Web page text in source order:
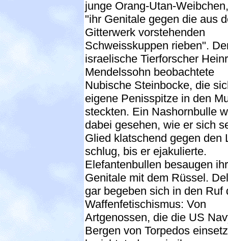
junge Orang-Utan-
"ihr Genitale gegen die aus
Gitterwerk vorstehenden
Schweisskuppen rieben".
israelische Tierforscher
Mendelssohn beobachtete
Nubische Steinbocke, die
eigene Penisspitze in den
steckten. Ein Nashornbulle
dabei gesehen, wie er sich
Glied klatschend gegen den
schlug, bis er ejakulierte.
Elefantenbullen besaugen ihr
Genitale mit dem Rüssel.
gar begeben sich in den Ruf
Waffenfetischismus: Von
Artgenossen, die die US
Bergen von Torpedos